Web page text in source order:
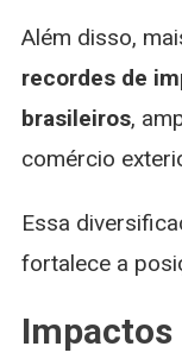
Além disso,
recordes de
brasileiros,
comércio
Essa
fortalece a